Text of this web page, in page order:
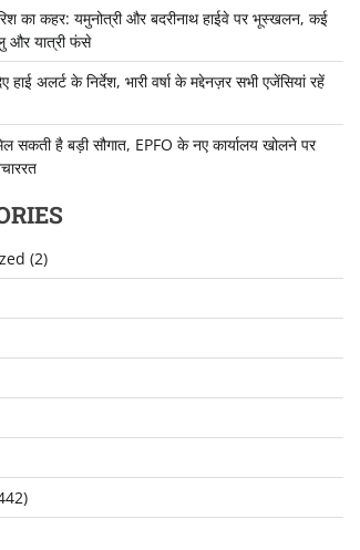
का कहर: यमुनोत्री और बदरीनाथ हाईवे पर भूस्खलन, कई
और यात्री फंसे
हाई अलर्ट के निर्देश, भारी वर्षा के मद्देनज़र सभी एजेंसियां रहें
सकती है बड़ी सौगात, EPFO के नए कार्यालय खोलने पर
(2)